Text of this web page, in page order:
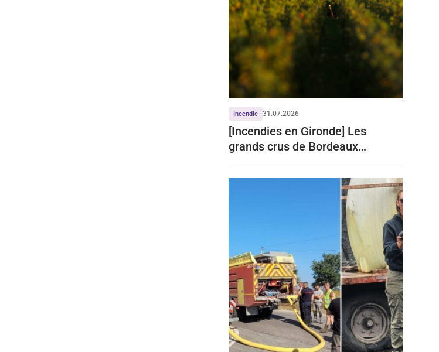
Incendie 31.07.2026
[Incendies en Gironde] Les
grands crus de Bordeaux